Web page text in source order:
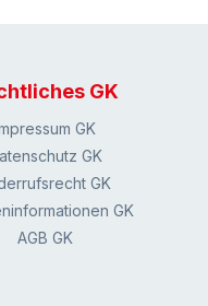
GK
GK
GK
GK
GK
AGB GK